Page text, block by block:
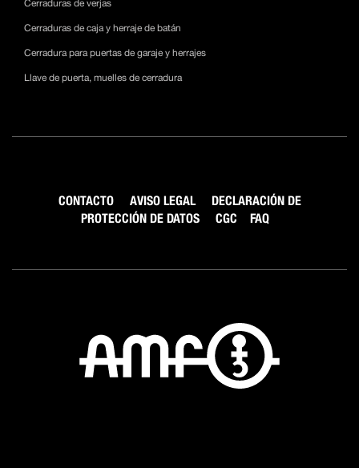
Cerraduras de verjas
Cerraduras de caja y herraje de batán
Cerradura para puertas de garaje y herrajes
Llave de puerta, muelles de cerradura
CONTACTO AVISO LEGAL
DECLARACIÓN DE
PROTECCIÓN DE DATOS
CGC FAQ